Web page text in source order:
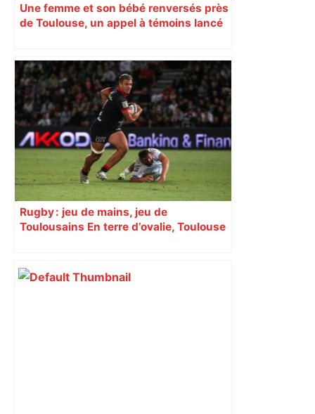
Une femme et son bébé renversés près
de Toulouse, un appel à témoins lancé
Rugby : jeu de mains, jeu de
Toulousains En terre d’ovalie, Toulouse
revendiquant surtout son art du jeu en
mouvement, vif et spectaculaire.